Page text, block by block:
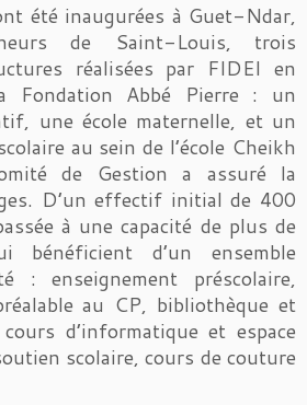
été inaugurées à Guet-Ndar,
de Saint-Louis, trois
réalisées par FIDEI en
Fondation Abbé Pierre : un
une école maternelle, et un
au sein de l’école Cheikh
de Gestion a assuré la
D’un effectif initial de 400
à une capacité de plus de
bénéficient d’un ensemble
: enseignement préscolaire,
au CP, bibliothèque et
d’informatique et espace
scolaire, cours de couture